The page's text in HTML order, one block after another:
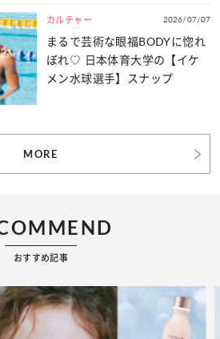
カルチャー 2026/07/07
まるで芸術な眼福BODYに惚れ
ぼれ♡ 日本体育大学の【イケ
メン水球選手】スナップ
MORE
おすすめ記事